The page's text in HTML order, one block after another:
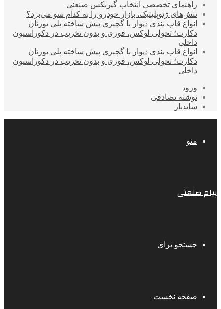
راهنمای تخصصی انتخاب گیربکس صنعتی
تنش‌های ژئوپلیتیک، بازار خودرو را به کدام سو می‌برد؟
انواع قاب بندی دیوار با گچبری پیش ساخته پلی یورتان
دکارت؛ تحولی لوکس، فوری و بدون تخریب در دکوراسیون
داخلی
انواع قاب بندی دیوار با گچبری پیش ساخته پلی یورتان
دکارت؛ تحولی لوکس، فوری و بدون تخریب در دکوراسیون
داخلی
ورود
نوشته تصادفی
سایدبار
منو
پیام صنعتی
جستجو برای
صفحه نخست